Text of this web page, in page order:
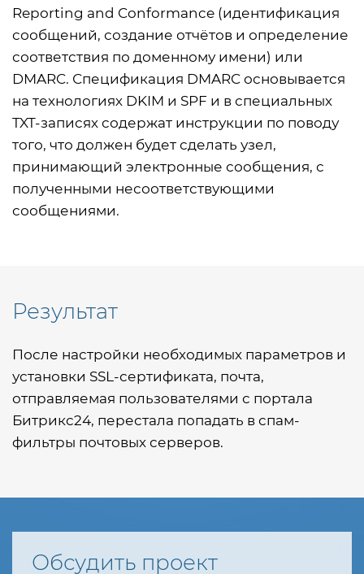
Reporting and Conformance (идентификация
сообщений, создание отчётов и определение
соответствия по доменному имени) или
DMARC. Спецификация DMARC основывается
на технологиях DKIM и SPF и в специальных
TXT-записях содержат инструкции по поводу
того, что должен будет сделать узел,
принимающий электронные сообщения, с
полученными несоответствующими
сообщениями.
Результат
После настройки необходимых параметров и
установки SSL-сертификата, почта,
отправляемая пользователями с портала
Битрикс24, перестала попадать в спам-
фильтры почтовых серверов.
Обсудить проект